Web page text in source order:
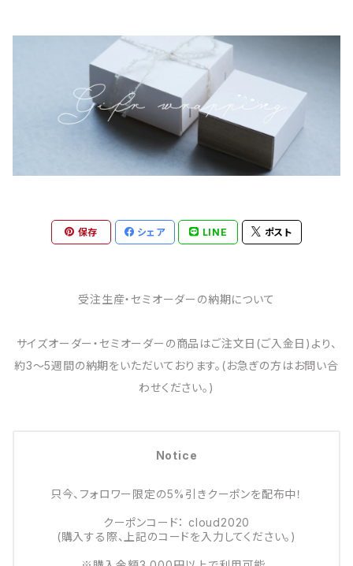
保存 シェア LINE ポスト
受注生産・セミオーダーの納期について
サイズオーダー・セミオーダーの商品はご注文日(ご入金日)より、
約3～5週間の納期をいただいております。(お急ぎの方はお問い合
わせください。)
Notice
只今、フォロワー限定の5%引きクーポンを配布中！
クーポンコード： cloud2020
(購入する際、上記のコードを入力してください。)